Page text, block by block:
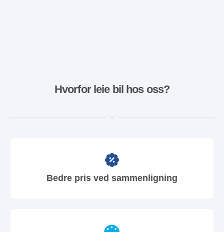
Hvorfor leie bil hos oss?
Bedre pris ved sammenligning